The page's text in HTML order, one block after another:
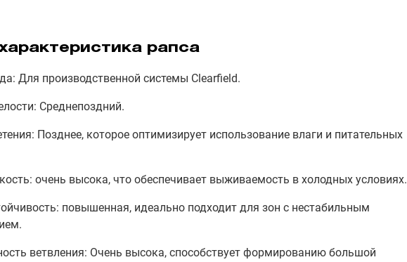
рапса
Для производственной системы Clearfield.
Среднепоздний.
Позднее, которое оптимизирует использование влаги и питательных
очень высока, что обеспечивает выживаемость в холодных условиях.
повышенная, идеально подходит для зон с нестабильным
ветвления: Очень высока, способствует формированию большой